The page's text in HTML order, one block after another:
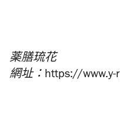
薬膳琉花
網址：https://www.y-